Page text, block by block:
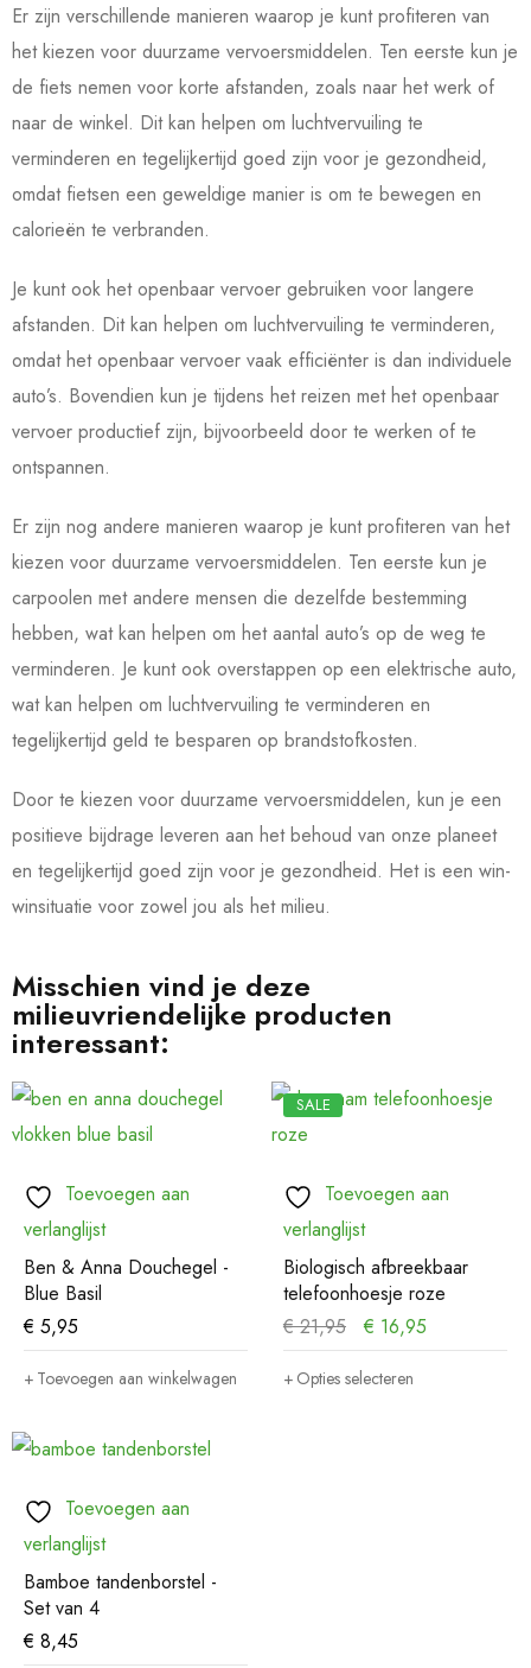
Er zijn verschillende manieren waarop je kunt profiteren van
het kiezen voor duurzame vervoersmiddelen. Ten eerste kun je
de fiets nemen voor korte afstanden, zoals naar het werk of
naar de winkel. Dit kan helpen om luchtvervuiling te
verminderen en tegelijkertijd goed zijn voor je gezondheid,
omdat fietsen een geweldige manier is om te bewegen en
calorieën te verbranden.
Je kunt ook het openbaar vervoer gebruiken voor langere
afstanden. Dit kan helpen om luchtvervuiling te verminderen,
omdat het openbaar vervoer vaak efficiënter is dan individuele
auto’s. Bovendien kun je tijdens het reizen met het openbaar
vervoer productief zijn, bijvoorbeeld door te werken of te
ontspannen.
Er zijn nog andere manieren waarop je kunt profiteren van het
kiezen voor duurzame vervoersmiddelen. Ten eerste kun je
carpoolen met andere mensen die dezelfde bestemming
hebben, wat kan helpen om het aantal auto’s op de weg te
verminderen. Je kunt ook overstappen op een elektrische auto,
wat kan helpen om luchtvervuiling te verminderen en
tegelijkertijd geld te besparen op brandstofkosten.
Door te kiezen voor duurzame vervoersmiddelen, kun je een
positieve bijdrage leveren aan het behoud van onze planeet
en tegelijkertijd goed zijn voor je gezondheid. Het is een win-
winsituatie voor zowel jou als het milieu.
Misschien vind je deze
milieuvriendelijke producten
interessant:
Toevoegen aan
verlanglijst
Ben & Anna Douchegel -
Blue Basil
€ 5,95
Toevoegen aan winkelwagen
SALE
Toevoegen aan
verlanglijst
Biologisch afbreekbaar
telefoonhoesje roze
€21,95 € 16,95
Opties selecteren
Toevoegen aan
verlanglijst
Bamboe tandenborstel -
Set van 4
€ 8,45